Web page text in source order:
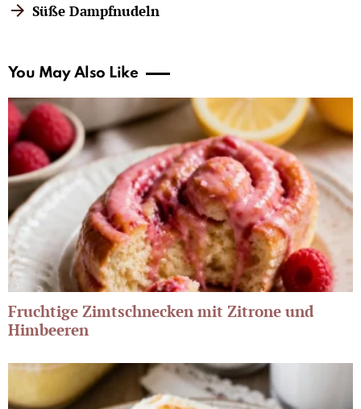
Süße Dampfnudeln
You May Also Like
Fruchtige Zimtschnecken mit Zitrone und
Himbeeren